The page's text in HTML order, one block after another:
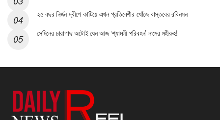
২৫ বছর নির্জন দ্বীপে কাটিয়ে এখন প্রতিবেশীর খোঁজে বাস্তবের রবিনসন
সেদিনের চারাগাছ অটোই যেন আজ ‘শ্যামলী পরিবহন’ নামের মহীরুহ!